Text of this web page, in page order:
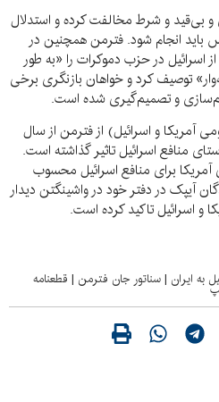
بی‌قید و شرط مخالفت کرده و استدلال
باید انجام شود. فترمن همچنین در
اسرائیل در حزب دموکرات را «به طور
توصیف کرد و خواهان بازنگری برخی
و تصمیم‌گیری شده است.
آمریکا و اسرائیل) از فترمن از سال
منافع اسرائیل تاثیر گذاشته است.
برای منافع اسرائیل محسوب
۲۰۲۶ با نمایندگان آیپک در دفتر خود در واشینگتن دیدار
و اسرائیل تاکید کرده است.
به ایران |سناتور جان فترمن | قطعنامه